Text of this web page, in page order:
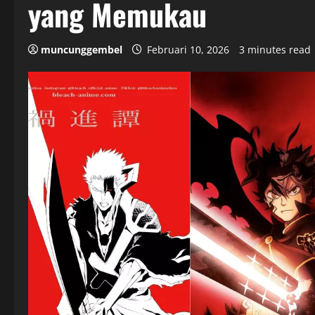
yang Memukau
muncunggembel Februari 10, 2026 3 minutes read